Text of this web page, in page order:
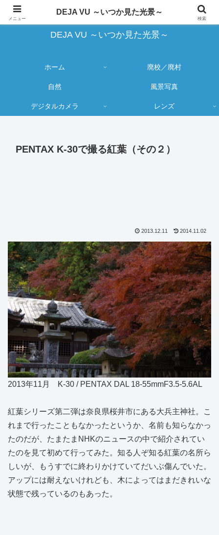
蔵出し写真の大売り出しとカメラ物欲のブログ
DEJA VU ～いつか見た光景～
ホーム 廃校／廃村
自然 風景写真
デジタルカメラ レンズ
PENTAX K-30で撮る紅葉（その２）
2013.12.11 2014.11.02
2013年11月 K-30 / PENTAX DAL 18-55mmF3.5-5.6AL
紅葉シリーズ第二弾は奈良県桜井市にある大兵主神社。こ
れまで行ったこともなかったというか、名前も知らなかっ
たのだが、たまたまNHKのニュースの中で紹介されてい
たのを見て初めて行ってみた。知る人ぞ知る紅葉の名所ら
しいが、もうすでに終わりかけていてだいぶ傷んでいた。
アップには耐えないけれども、木によってはまだきれいな
状態で残っているのもあった。
メニュー
DEJA VU ～いつか見た光景～
検索